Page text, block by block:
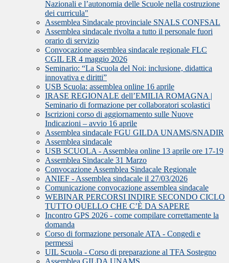
Nazionali e l’autonomia delle Scuole nella costruzione
dei curricula"
Assemblea Sindacale provinciale SNALS CONFSAL
Assemblea sindacale rivolta a tutto il personale fuori
orario di servizio
Convocazione assemblea sindacale regionale FLC
CGIL ER 4 maggio 2026
Seminario: “La Scuola del Noi: inclusione, didattica
innovativa e diritti”
USB Scuola: assemblea online 16 aprile
IRASE REGIONALE dell’EMILIA ROMAGNA |
Seminario di formazione per collaboratori scolastici
Iscrizioni corso di aggiornamento sulle Nuove
Indicazioni – avvio 16 aprile
Assemblea sindacale FGU GILDA UNAMS/SNADIR
Assemblea sindacale
USB SCUOLA - Assemblea online 13 aprile ore 17-19
Assemblea Sindacale 31 Marzo
Convocazione Assemblea Sindacale Regionale
ANIEF - Assemblea sindacale il 27/03/2026
Comunicazione convocazione assemblea sindacale
WEBINAR PERCORSI INDIRE SECONDO CICLO
TUTTO QUELLO CHE C’È DA SAPERE
Incontro GPS 2026 - come compilare correttamente la
domanda
Corso di formazione personale ATA - Congedi e
permessi
UIL Scuola - Corso di preparazione al TFA Sostegno